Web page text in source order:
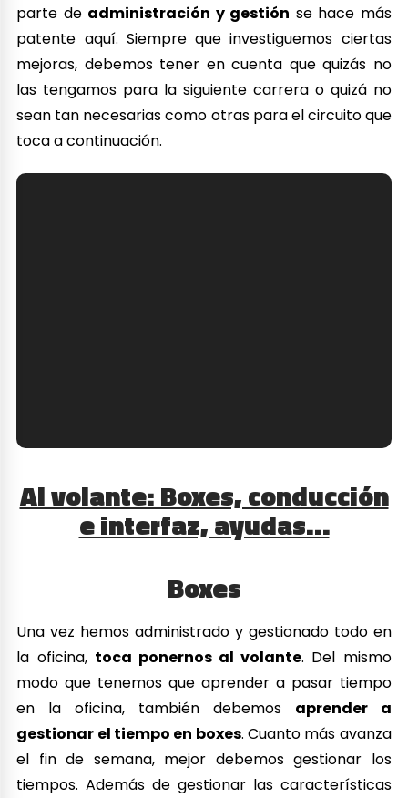
parte de administración y gestión se hace más
patente aquí. Siempre que investiguemos ciertas
mejoras, debemos tener en cuenta que quizás no
las tengamos para la siguiente carrera o quizá no
sean tan necesarias como otras para el circuito que
toca a continuación.
Al volante: Boxes, conducción
e interfaz, ayudas…
Boxes
Una vez hemos administrado y gestionado todo en
la oficina, toca ponernos al volante. Del mismo
modo que tenemos que aprender a pasar tiempo
en la oficina, también debemos aprender a
gestionar el tiempo en boxes. Cuanto más avanza
el fin de semana, mejor debemos gestionar los
tiempos. Además de gestionar las características